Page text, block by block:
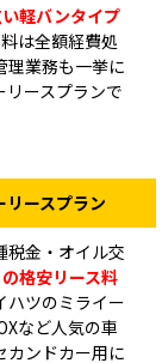
軽バンタイプ
は全額経費処
理業務も一挙に
ースプランで
リースプラン
税金・オイル交
格安リース料
ハツのミライー
など人気の車
カンドカー用に